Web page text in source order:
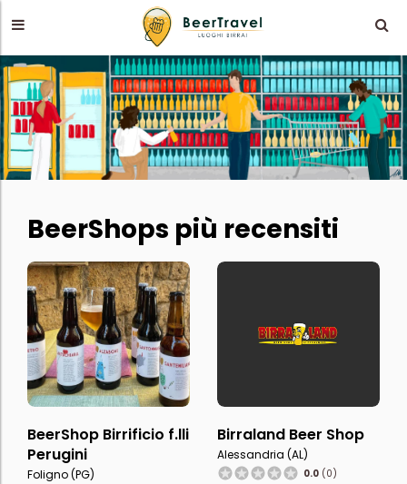
BeerShops più recensiti
BeerShop Birrificio f.lli
Perugini
Foligno (PG)
Birraland Beer Shop
Alessandria (AL)
0.0 (0)